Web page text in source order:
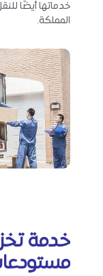
خدماتها أيضًا
المملكة.
خدمة